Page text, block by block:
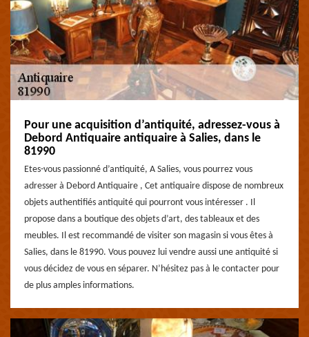
Pour une acquisition d’antiquité, adressez-vous à
Debord Antiquaire antiquaire à Salies, dans le
81990
Etes-vous passionné d’antiquité, A Salies, vous pourrez vous
adresser à Debord Antiquaire , Cet antiquaire dispose de nombreux
objets authentifiés antiquité qui pourront vous intéresser . Il
propose dans a boutique des objets d’art, des tableaux et des
meubles. Il est recommandé de visiter son magasin si vous êtes à
Salies, dans le 81990. Vous pouvez lui vendre aussi une antiquité si
vous décidez de vous en séparer. N’hésitez pas à le contacter pour
de plus amples informations.